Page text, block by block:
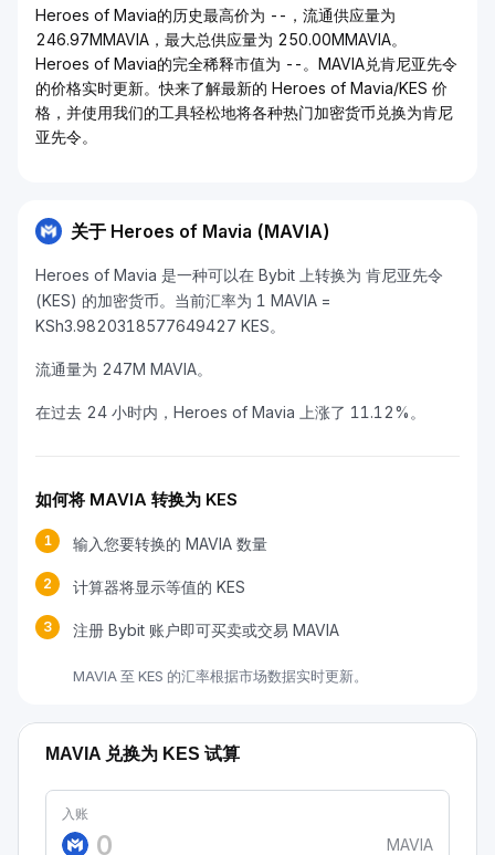
Heroes of Mavia的历史最高价为 --，流通供应量为
246.97MMAVIA，最大总供应量为 250.00MMAVIA。
Heroes of Mavia的完全稀释市值为 --。MAVIA兑肯尼亚先令
的价格实时更新。快来了解最新的 Heroes of Mavia/KES 价
格，并使用我们的工具轻松地将各种热门加密货币兑换为肯尼
亚先令。
关于 Heroes of Mavia (MAVIA)
Heroes of Mavia 是一种可以在 Bybit 上转换为 肯尼亚先令
(KES) 的加密货币。当前汇率为 1 MAVIA =
KSh3.9820318577649427 KES。
流通量为 247M MAVIA。
在过去 24 小时内，Heroes of Mavia 上涨了 11.12%。
如何将 MAVIA 转换为 KES
1 输入您要转换的 MAVIA 数量
2 计算器将显示等值的 KES
3 注册 Bybit 账户即可买卖或交易 MAVIA
MAVIA 至 KES 的汇率根据市场数据实时更新。
MAVIA 兑换为 KES 试算
入账
MAVIA